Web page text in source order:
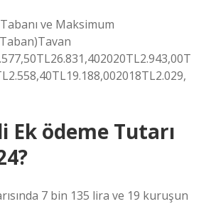
ve Maksimum
Ek ödeme Tutarı
7 bin 135 lira ve 19 kuruşun